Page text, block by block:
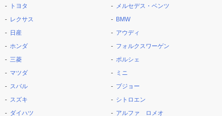
トヨタ
レクサス
日産
ホンダ
三菱
マツダ
スバル
スズキ
ダイハツ
メルセデス・ベンツ
BMW
アウディ
フォルクスワーゲン
ポルシェ
ミニ
プジョー
シトロエン
アルファ ロメオ